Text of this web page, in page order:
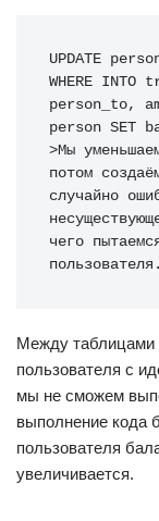
UPDATE
WHERE
person_to,
person SET
>Мы
потом
случайно
чего
пользователя.
Между таблицами
пользователя с
мы не сможем
выполнение кода
пользователя
увеличивается.